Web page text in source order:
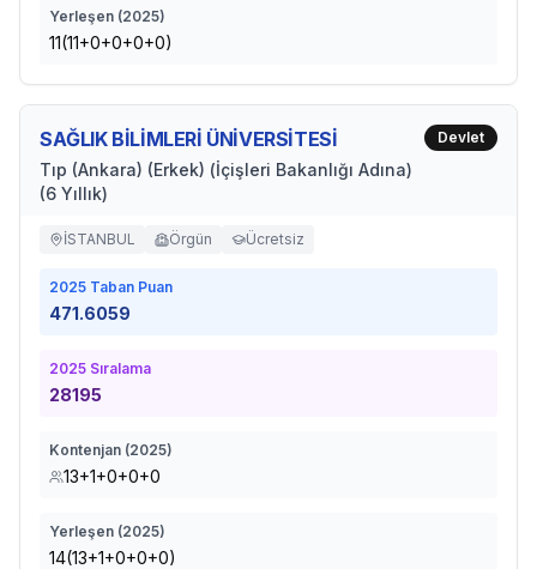
Yerleşen (2025)
11(11+0+0+0+0)
SAĞLIK BİLİMLERİ ÜNİVERSİTESİ
Tıp (Ankara) (Erkek) (İçişleri Bakanlığı Adına)
(6 Yıllık)
Devlet
İSTANBUL Örgün Ücretsiz
2025 Taban Puan
471.6059
2025 Sıralama
28195
Kontenjan (2025)
13+1+0+0+0
Yerleşen (2025)
14(13+1+0+0+0)